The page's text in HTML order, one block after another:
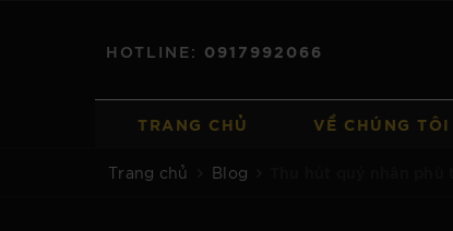
HOTLINE: 0917992066
TRANG CHỦ VỀ CHÚNG TÔI
Trang chủ Blog